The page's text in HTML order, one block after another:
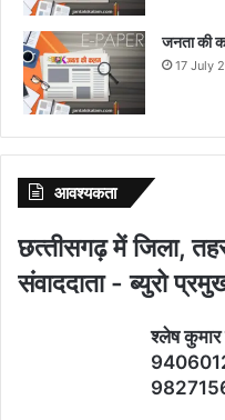
जनता की
17 July
आवश्‍यकता
छत्‍तीसगढ़ में जिला,
संवाददाता - ब्‍युरो
श्‍लेष